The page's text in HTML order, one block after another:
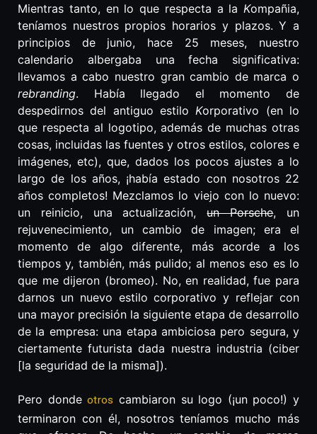
Mientras tanto, en lo que respecta a la Kompañia,
teníamos nuestros propios horarios y plazos. Y a
principios de junio, hace 25 meses, nuestro
calendario albergaba una fecha significativa:
llevamos a cabo nuestro gran cambio de marca o
rebranding. Había llegado el momento de
despedirnos del antiguo estilo Korporativo (en lo
que respecta al logotipo, además de muchas otras
cosas, incluidas las fuentes y otros estilos, colores e
imágenes, etc), que, dados los pocos ajustes a lo
largo de los años, ¡había estado con nosotros 22
años completos! Mezclamos lo viejo con lo nuevo:
un reinicio, una actualización,un Porsche, un
rejuvenecimiento, un cambio de imagen; era el
momento de algo diferente, más acorde a los
tiempos y, también, más pulido; al menos eso es lo
que me dijeron (bromeo). No, en realidad, fue para
darnos un nuevo estilo corporativo y reflejar con
una mayor precisión la siguiente etapa de desarrollo
de la empresa: una etapa ambiciosa pero segura, y
ciertamente futurista dada nuestra industria (ciber
[la seguridad de la misma]).
Pero dondeotros cambiaron su logo (¡un poco!) y
terminaron con él, nosotros teníamos mucho más